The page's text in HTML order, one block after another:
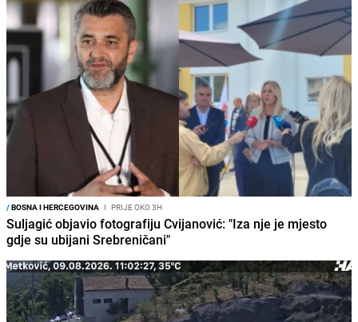
/BOSNA I HERCEGOVINA I PRIJE OKO 3H
Suljagić objavio fotografiju Cvijanović: "Iza nje je mjesto
gdje su ubijani Srebreničani"